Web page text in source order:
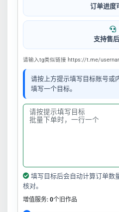
订单进度
支持售
请输入tg类似链接 https://t.me/
请按上方提示填写目标账号或
填写一个目标。
填写目标后会自动计算订单数
核对。
增值服务: 0个旧作品